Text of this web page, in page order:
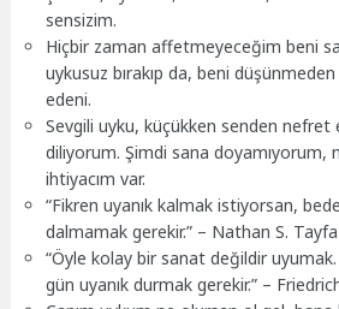
sensizim.
Hiçbir zaman affetmeyeceğim beni
uykusuz bırakıp da, beni
edeni.
Sevgili uyku, küçükken senden
diliyorum. Şimdi sana doyamıyorum,
ihtiyacım var.
“Fikren uyanık kalmak istiyorsan,
dalmamak gerekir.” – Nathan S. Tayfa
“Öyle kolay bir sanat değildir
gün uyanık durmak gerekir.” –